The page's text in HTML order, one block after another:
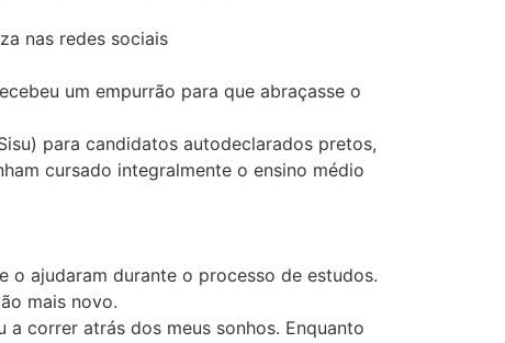
nas redes sociais
um empurrão para que abraçasse o
para candidatos autodeclarados pretos,
cursado integralmente o ensino médio
o ajudaram durante o processo de estudos.
mais novo.
correr atrás dos meus sonhos. Enquanto